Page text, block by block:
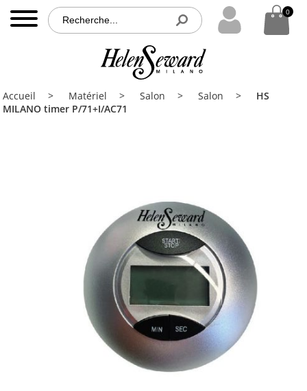
0
0
Nos
Accueil Matériel Salon Salon
HS
MILANO timer P/71+I/AC71